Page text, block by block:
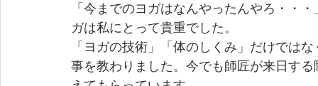
「今までのヨガはなんやったんやろ・・
ガは私にとって貴重でした。
「ヨガの技術」「体のしくみ」だけでは
事を教わりました。今でも師匠が来日す